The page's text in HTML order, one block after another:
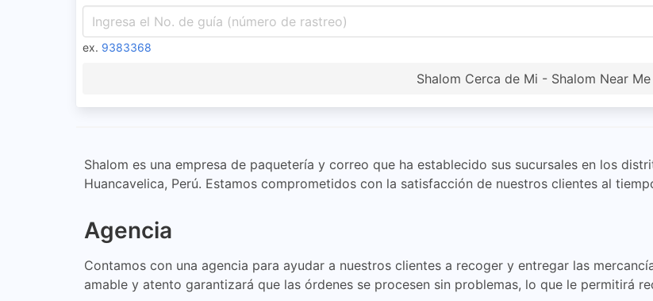
ex. 9383368
Shalom Cerca de Mi - Shalom Near Me
Shalom es una empresa de paquetería y correo que ha establecido sus sucursales en los
Huancavelica, Perú. Estamos comprometidos con la satisfacción de nuestros clientes al
Agencia
Contamos con una agencia para ayudar a nuestros clientes a recoger y entregar las
amable y atento garantizará que las órdenes se procesen sin problemas, lo que le permitirá